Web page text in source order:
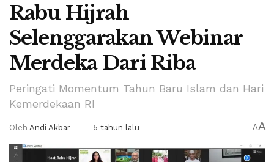
Rabu Hijrah
Selenggarakan Webinar
Merdeka Dari Riba
Peringati Momentum Tahun Baru Islam dan Hari
Kemerdekaan RI
Oleh Andi Akbar 5 tahun lalu AA